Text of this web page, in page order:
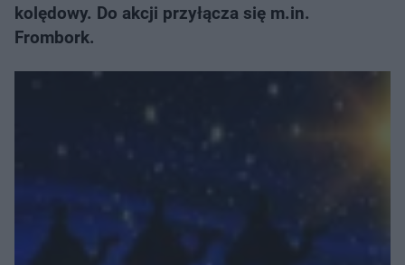
kolędowy. Do akcji przyłącza się m.in.
Frombork.